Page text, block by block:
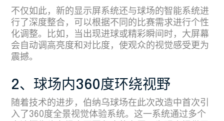
不仅如此，新的显示屏系统还与球场的智能系统进
行了深度整合，可以根据不同的比赛需求进行个性
化调整。比如，当出现进球或精彩瞬间时，大屏幕
会自动调高亮度和对比度，使观众的视觉感受更为
震撼。
2、球场内360度环绕视野
随着技术的进步，伯纳乌球场在此次改造中首次引
入了360度全景视觉体验系统。这一系统通过多个